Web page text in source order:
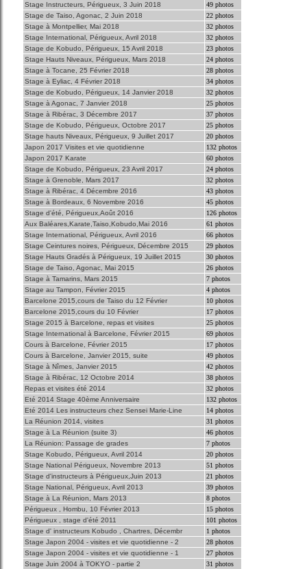
Stage Instructeurs, Périgueux, 3 Juin 2018
49 photos
Stage de Taiso, Agonac, 2 Juin 2018
22 photos
Stage à Montpellier, Mai 2018
32 photos
Stage International, Périgueux, Avril 2018
32 photos
Stage de Kobudo, Périgueux, 15 Avril 2018
23 photos
Stage Hauts Niveaux, Périgueux, Mars 2018
24 photos
Stage à Tocane, 25 Février 2018
28 photos
Stage à Eyliac, 4 Février 2018
34 photos
Stage de Kobudo, Périgueux, 14 Janvier 2018
32 photos
Stage à Agonac, 7 Janvier 2018
25 photos
Stage à Ribérac, 3 Décembre 2017
37 photos
Stage de Kobudo, Périgueux, Octobre 2017
25 photos
Stage hauts Niveaux, Périgueux, 9 Juillet 2017
20 photos
Japon 2017 Visites et vie quotidienne
132 photos
Japon 2017 Karate
60 photos
Stage de Kobudo, Périgueux, 23 Avril 2017
24 photos
Stage à Grenoble, Mars 2017
32 photos
Stage à Ribérac, 4 Décembre 2016
43 photos
Stage à Bordeaux, 6 Novembre 2016
45 photos
Stage d'été, Périgueux,Août 2016
126 photos
Aux Baléares,Karate,Taiso,Kobudo,Mai 2016
61 photos
Stage International, Périgueux, Avril 2016
66 photos
Stage Ceintures noires, Périgueux, Décembre 2015
29 photos
Stage Hauts Gradés à Périgueux, 19 Juillet 2015
30 photos
Stage de Taiso, Agonac, Mai 2015
26 photos
Stage à Tamarins, Mars 2015
7 photos
Stage au Tampon, Février 2015
4 photos
Barcelone 2015,cours de Taiso du 12 Février
10 photos
Barcelone 2015,cours du 10 Février
17 photos
Stage 2015 à Barcelone, repas et visites
25 photos
Stage International à Barcelone, Février 2015
69 photos
Cours à Barcelone, Février 2015
17 photos
Cours à Barcelone, Janvier 2015, suite
49 photos
Stage à Nîmes, Janvier 2015
42 photos
Stage à Ribérac, 12 Octobre 2014
38 photos
Repas et visites été 2014
32 photos
Eté 2014 Stage 40ème Anniversaire
132 photos
Eté 2014 Les instructeurs chez Sensei Marie-Line
14 photos
La Réunion 2014, visites
31 photos
Stage à La Réunion (suite 3)
46 photos
La Réunion: Passage de grades
7 photos
Stage Kobudo, Périgueux, Avril 2014
20 photos
Stage National Périgueux, Novembre 2013
51 photos
Stage d'instructeurs à Périgueux,Juin 2013
21 photos
Stage National, Périgueux, Avril 2013
39 photos
Stage à La Réunion, Mars 2013
8 photos
Périgueux , Hombu, 10 Février 2013
15 photos
Périgueux , stage d'été 2011
101 photos
Stage d' instructeurs Kobudo , Chartres, Décembr
1 photos
Stage Japon 2004 - visites et vie quotidienne - 2
28 photos
Stage Japon 2004 - visites et vie quotidienne - 1
27 photos
Stage Juin 2004 à TOKYO - partie 2
31 photos